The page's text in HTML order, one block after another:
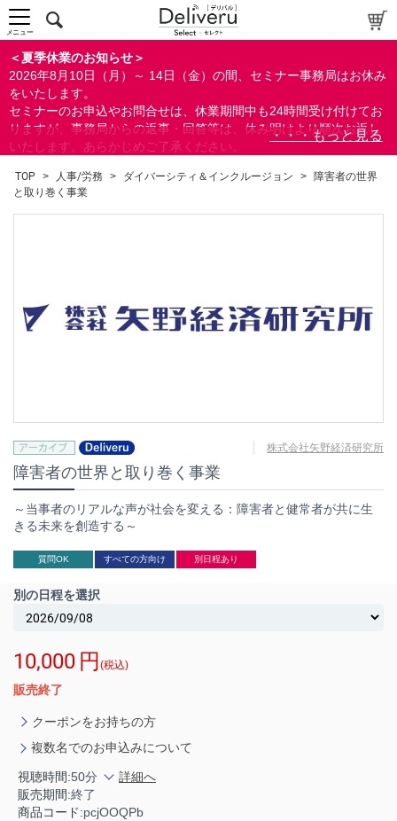
＜夏季休業のお知らせ＞
2026年8月10日（月）～ 14日（金）の間、セミナー事務局はお休み
をいたします。
セミナーのお申込やお問合せは、休業期間中も24時間受け付けてお
りますが、事務局からの返事・回答等は、休み明けより順次お返し
いたします。あらかじめご了承ください。
ができます。
メニュー
TOP > 人事/労務 > ダイバーシティ＆インクルージョン >
障害者の世界
と取り巻く事業
株式会社矢野経済研究所
障害者の世界と取り巻く事業
～当事者のリアルな声が社会を変える：障害者と健常者が共に生
きる未来を創造する～
質問OK すべての方向け 別日程あり
別の日程を選択
10,000 円 (税込)
販売終了
クーポンをお持ちの方
複数名でのお申込みについて
視聴時間:50分
詳細へ
販売期間:終了
商品コード:pcjOOQPb